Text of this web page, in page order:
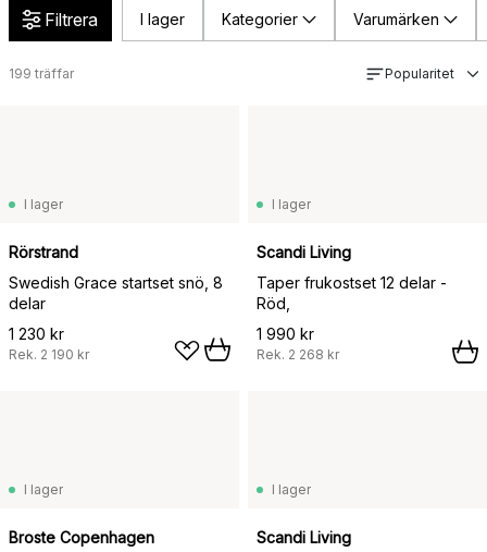
Filtrera I lager Kategorier Varumärken
199 träffar Popularitet
I lager
Rörstrand
Swedish Grace startset snö, 8
delar
1 230 kr
Rek. 2 190 kr
I lager
Scandi Living
Taper frukostset 12 delar -
Röd,
1 990 kr
Rek. 2 268 kr
I lager
Broste Copenhagen
I lager
Scandi Living